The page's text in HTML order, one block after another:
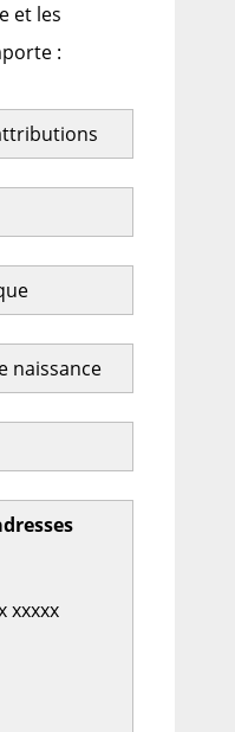
et les
:
naissance
xxxxx